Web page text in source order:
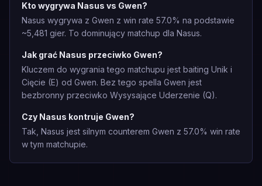
Kto wygrywa Nasus vs Gwen?
Nasus wygrywa z Gwen z win rate 57.0% na podstawie
~5,481 gier. To dominujący matchup dla Nasus.
Jak grać Nasus przeciwko Gwen?
Kluczem do wygrania tego matchupu jest baiting Unik i
Cięcie (E) od Gwen. Bez tego spella Gwen jest
bezbronny przeciwko Wysysające Uderzenie (Q).
Czy Nasus kontruje Gwen?
Tak, Nasus jest silnym counterem Gwen z 57.0% win rate
w tym matchupie.